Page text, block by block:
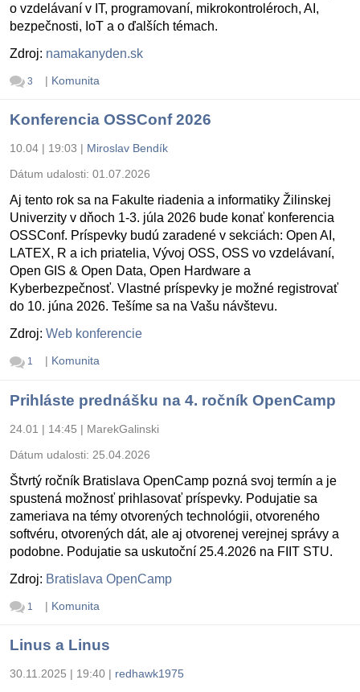
o vzdelávaní v IT, programovaní, mikrokontroléroch, AI,
bezpečnosti, IoT a o ďalších témach.
Zdroj: namakanyden.sk
3 | Komunita
Konferencia OSSConf 2026
10.04 | 19:03 | Miroslav Bendík
Dátum udalosti: 01.07.2026
Aj tento rok sa na Fakulte riadenia a informatiky Žilinskej
Univerzity v dňoch 1-3. júla 2026 bude konať konferencia
OSSConf. Príspevky budú zaradené v sekciách: Open AI,
LATEX, R a ich priatelia, Vývoj OSS, OSS vo vzdelávaní,
Open GIS & Open Data, Open Hardware a
Kyberbezpečnosť. Vlastné príspevky je možné registrovať
do 10. júna 2026. Tešíme sa na Vašu návštevu.
Zdroj: Web konferencie
1 | Komunita
Prihláste prednášku na 4. ročník OpenCamp
24.01 | 14:45 | MarekGalinski
Dátum udalosti: 25.04.2026
Štvrtý ročník Bratislava OpenCamp pozná svoj termín a je
spustená možnosť prihlasovať príspevky. Podujatie sa
zameriava na témy otvorených technológii, otvoreného
softvéru, otvorených dát, ale aj otvorenej verejnej správy a
podobne. Podujatie sa uskutoční 25.4.2026 na FIIT STU.
Zdroj: Bratislava OpenCamp
1 | Komunita
Linus a Linus
30.11.2025 | 19:40 | redhawk1975